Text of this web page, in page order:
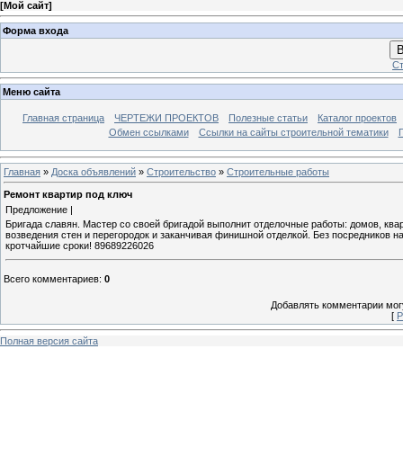
[Мой сайт]
Форма входа
Меню сайта
Главная страница ЧЕРТЕЖИ ПРОЕКТОВ Полезные статьи
Каталог проектов
Обмен ссылками
Ссылки на сайты строительной тематики
Главная » Доска объявлений » Строительство » Строительные работы
Ремонт квартир под ключ
Предложение |
Бригада славян. Мастер со своей бригадой выполнит отделочные работы: домов,
возведения стен и перегородок и заканчивая финишной отделкой. Без
кротчайшие сроки! 89689226026
Всего комментариев: 0
Добавлять комментарии
[
Полная версия сайта